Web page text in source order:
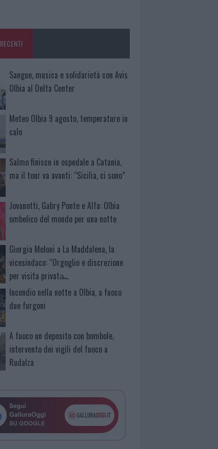
Sangue, musica e solidarietà con Avis
Olbia al Delta Center
Meteo Olbia 9 agosto, temperature in
calo
Salmo finisce in ospedale a Catania,
ma il tour va avanti: “Sicilia, ci sono”
Jovanotti, Gabry Ponte e Alfa: Olbia
ombelico del mondo per una notte
Giorgia Meloni a La Maddalena, la
vicesindaco: “Orgoglio e discrezione
per visita privata̶…
Incendio nella notte a Olbia, a fuoco
due furgoni
A fuoco un deposito con bombole,
intervento dei vigili del fuoco a
Rudalza